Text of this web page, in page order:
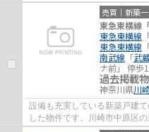
いこちらの売地はいかがでし
売買｜新築
東急東横線
東急東横線
東急東横線
南武線 「武
ナ前」 停歩
過去掲載
神奈川県川
設備も充実している新築戸建
した物件です。川崎市中原区